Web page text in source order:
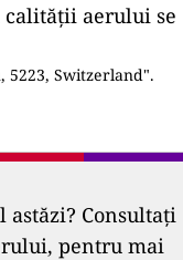
calității aerului se
5223, Switzerland".
astăzi? Consultați
pentru mai